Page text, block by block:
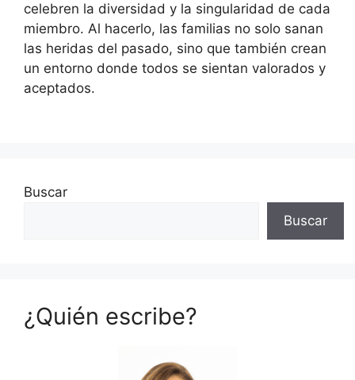
celebren la diversidad y la singularidad de cada
miembro. Al hacerlo, las familias no solo sanan
las heridas del pasado, sino que también crean
un entorno donde todos se sientan valorados y
aceptados.
Buscar
Buscar
¿Quién escribe?